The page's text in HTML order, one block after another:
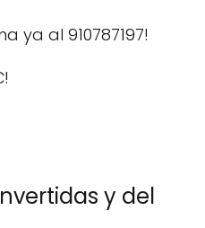
ya al 910787197!
y del